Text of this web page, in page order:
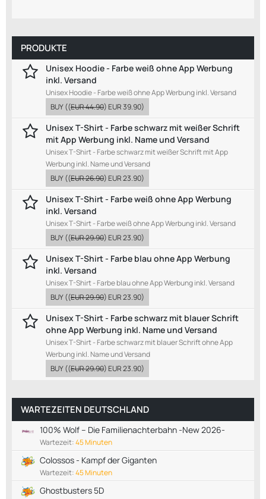
PRODUKTE
Unisex Hoodie - Farbe weiß ohne App Werbung
inkl. Versand
Unisex Hoodie - Farbe weiß ohne App Werbung inkl. Versand
BUY((EUR 44.90)EUR 39.90)
Unisex T-Shirt - Farbe schwarz mit weißer Schrift
mit App Werbung inkl. Name und Versand
Unisex T-Shirt - Farbe schwarz mit weißer Schrift mit App
Werbung inkl. Name und Versand
BUY((EUR 26.90)EUR 23.90)
Unisex T-Shirt - Farbe weiß ohne App Werbung
inkl. Versand
Unisex T-Shirt - Farbe weiß ohne App Werbung inkl. Versand
BUY((EUR 29.90)EUR 23.90)
Unisex T-Shirt - Farbe blau ohne App Werbung
inkl. Versand
Unisex T-Shirt - Farbe blau ohne App Werbung inkl. Versand
BUY((EUR 29.90)EUR 23.90)
Unisex T-Shirt - Farbe schwarz mit blauer Schrift
ohne App Werbung inkl. Name und Versand
Unisex T-Shirt - Farbe schwarz mit blauer Schrift ohne App
Werbung inkl. Name und Versand
BUY((EUR 29.90)EUR 23.90)
WARTEZEITEN DEUTSCHLAND
100% Wolf – Die Familienachterbahn -New 2026-
Wartezeit:45 Minuten
Colossos - Kampf der Giganten
Wartezeit:45 Minuten
Ghostbusters 5D